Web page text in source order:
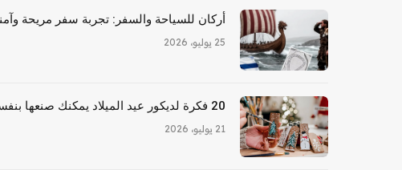
أركان للسياحة والسفر: تجربة سفر مريحة
25 يوليو، 2026
20 فكرة لديكور عيد الميلاد يمكنك صنعها بنفسك للأشخاص المكسورين
21 يوليو، 2026